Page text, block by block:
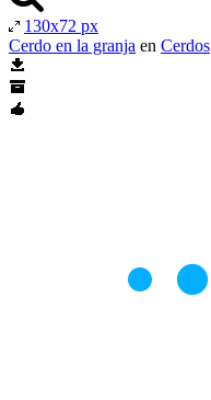
130x72 px
Cerdo en la granja en Cerdos